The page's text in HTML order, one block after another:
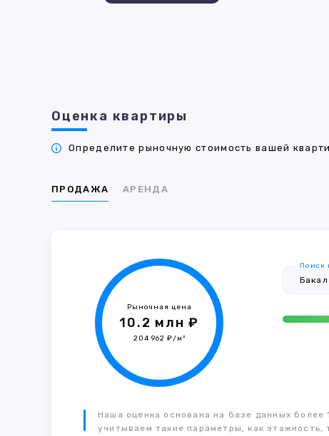
Оценка квартиры
Определите рыночную стоимость вашей
ПРОДАЖА АРЕНДА
Рыночная цена
10.2 млн ₽
204 962 ₽/м²
Поиск
Наша оценка основана на базе данных
учитываем такие параметры, как этажность,